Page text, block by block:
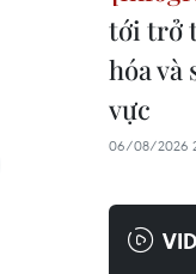
tới trở
hóa và
vực
06/08/2026